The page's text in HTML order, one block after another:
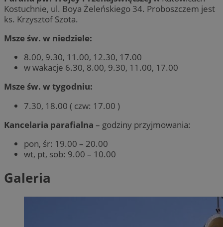
Kostuchnie, ul. Boya Żeleńskiego 34. Proboszczem jest
ks. Krzysztof Szota.
Msze św. w niedziele:
8.00, 9.30, 11.00, 12.30, 17.00
w wakacje 6.30, 8.00, 9.30, 11.00, 17.00
Msze św. w tygodniu:
7.30, 18.00 ( czw: 17.00 )
Kancelaria parafialna – godziny przyjmowania:
pon, śr: 19.00 – 20.00
wt, pt, sob: 9.00 – 10.00
Galeria